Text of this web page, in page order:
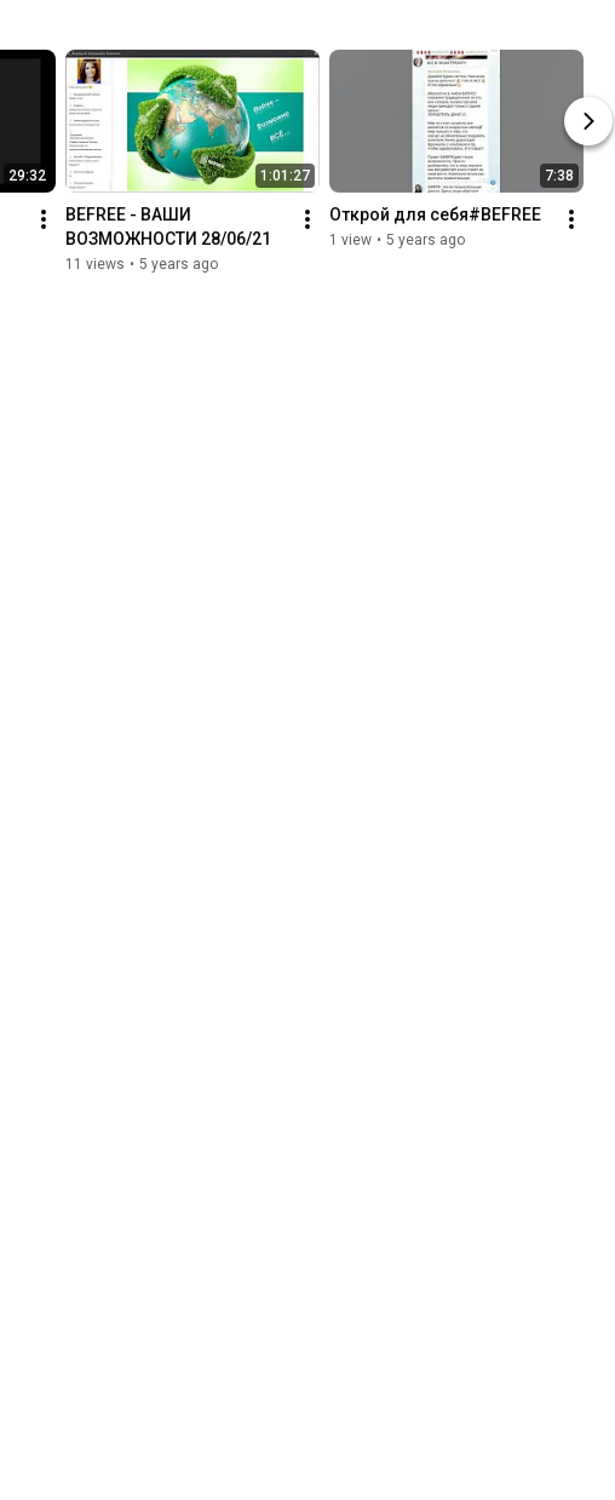
29:32 1:01:27
BEFREE - ВАШИ
ВОЗМОЖНОСТИ 28/06/21
11 views • 5 years ago
7:38
Открой для себя#BEFREE
1 view • 5 years ago